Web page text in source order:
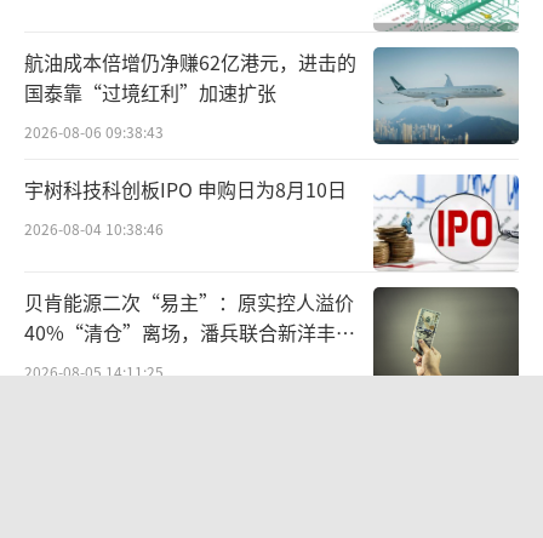
在海开颐海云颂项目现场，到访量的增加
同样给接待带来了压力：北京商报记者虽然提
前预约了，但因为置业顾问正在接待上一组客
户，等待20分钟后，置业顾问才腾出时间来接
待。
春节假期期间，新房市场呈现出“淡季不
淡”的积极趋势，这一表现极大地提振了置业
航油成本倍增仍净赚62亿港元，进击的
国泰靠“过境红利”加速扩张
2026-08-06 09:38:43
宇树科技科创板IPO 申购日为8月10日
2026-08-04 10:38:46
贝肯能源二次“易主”：原实控人溢价
40%“清仓”离场，潘兵联合新洋丰、
宏科百世拟入主
2026-08-05 14:11:25